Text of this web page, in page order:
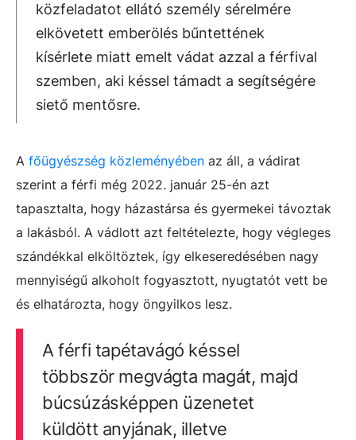
közfeladatot ellátó személy sérelmére
elkövetett emberölés bűntettének
kísérlete miatt emelt vádat azzal a férfival
szemben, aki késsel támadt a segítségére
siető mentősre.
A főügyészség közleményében az áll, a vádirat
szerint a férfi még 2022. január 25-én azt
tapasztalta, hogy házastársa és gyermekei távoztak
a lakásból. A vádlott azt feltételezte, hogy végleges
szándékkal elköltöztek, így elkeseredésében nagy
mennyiségű alkoholt fogyasztott, nyugtatót vett be
és elhatározta, hogy öngyilkos lesz.
A férfi tapétavágó késsel
többször megvágta magát, majd
búcsúzásképpen üzenetet
küldött anyjának, illetve